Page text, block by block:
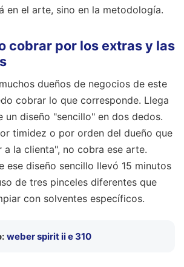
en el arte, sino en la metodología.
cobrar por los extras y las
dueños de negocios de este
cobrar lo que corresponde. Llega
un diseño "sencillo" en dos dedos.
timidez o por orden del dueño que
a la clienta", no cobra ese arte.
ese diseño sencillo llevó 15 minutos
de tres pinceles diferentes que
con solventes específicos.
weber spirit ii e 310